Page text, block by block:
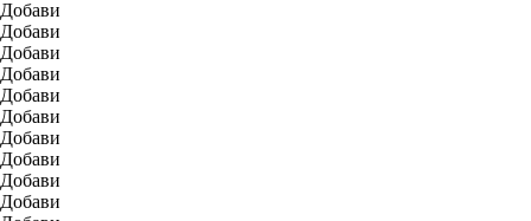
Добави
Добави
Добави
Добави
Добави
Добави
Добави
Добави
Добави
Добави